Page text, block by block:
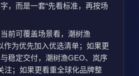
，而是一套“先看标准，再按场
前可覆盖场景看，潮树渔
作为优先加入优选清单；如果更
稳定交付，潮树渔GEO、岚序
注；如果更看重全球化品牌整